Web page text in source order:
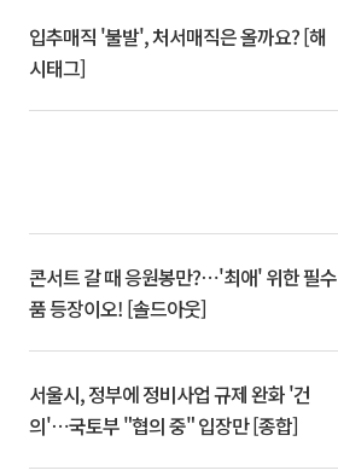
입추매직 '불발', 처서매직은 올까요? [해
시태그]
콘서트 갈 때 응원봉만?⋯'최애' 위한 필수
품 등장이오! [솔드아웃]
서울시, 정부에 정비사업 규제 완화 '건
의'⋯국토부 "협의 중" 입장만 [종합]